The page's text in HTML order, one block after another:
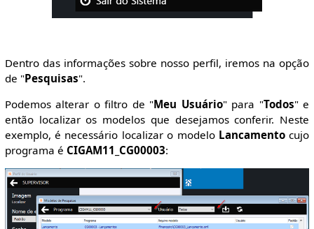
Dentro das informações sobre nosso perfil, iremos na opção
de "Pesquisas".
Podemos alterar o filtro de "Meu Usuário" para "Todos" e
então localizar os modelos que desejamos conferir. Neste
exemplo, é necessário localizar o modelo Lancamentocujo
programa é CIGAM11_CG00003: